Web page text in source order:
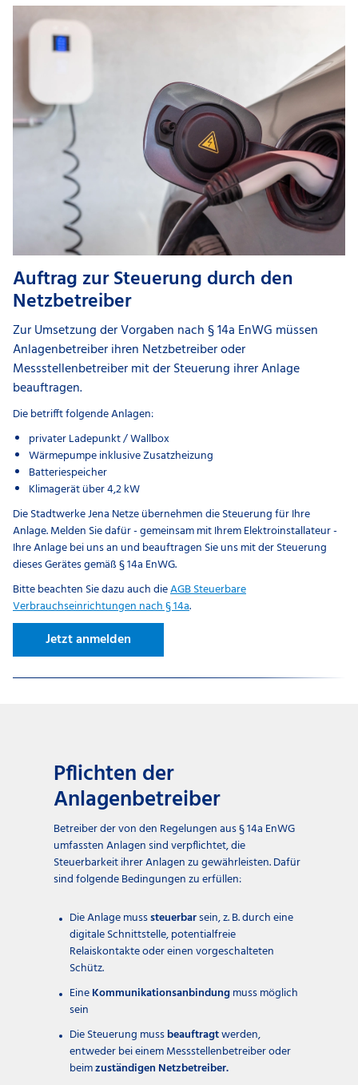
Auftrag zur Steuerung durch den
Netzbetreiber
Zur Umsetzung der Vorgaben nach § 14a EnWG müssen
Anlagenbetreiber ihren Netzbetreiber oder
Messstellenbetreiber mit der Steuerung ihrer Anlage
beauftragen.
Die betrifft folgende Anlagen:
privater Ladepunkt / Wallbox
Wärmepumpe inklusive Zusatzheizung
Batteriespeicher
Klimagerät über 4,2 kW
Die Stadtwerke Jena Netze übernehmen die Steuerung für Ihre
Anlage. Melden Sie dafür - gemeinsam mit Ihrem Elektroinstallateur -
Ihre Anlage bei uns an und beauftragen Sie uns mit der Steuerung
dieses Gerätes gemäß § 14a EnWG.
Bitte beachten Sie dazu auch dieAGB Steuerbare
Verbrauchseinrichtungen nach § 14a.
Jetzt anmelden
Pflichten der
Anlagenbetreiber
Betreiber der von den Regelungen aus § 14a EnWG
umfassten Anlagen sind verpflichtet, die
Steuerbarkeit ihrer Anlagen zu gewährleisten. Dafür
sind folgende Bedingungen zu erfüllen:
Die Anlage musssteuerbarsein, z. B. durch eine
digitale Schnittstelle, potentialfreie
Relaiskontakte oder einen vorgeschalteten
Schütz.
EineKommunikationsanbindungmuss möglich
sein
Die Steuerung mussbeauftragtwerden,
entweder bei einem Messstellenbetreiber oder
beimzuständigen Netzbetreiber.